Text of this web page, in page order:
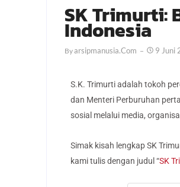
SK Trimurti:
Indonesia
ByArsipmanusia.com 9 Juni
S.K. Trimurti adalah tokoh
dan Menteri Perburuhan
sosial melalui media,
Simak kisah lengkap SK
kami tulis dengan judul “SK